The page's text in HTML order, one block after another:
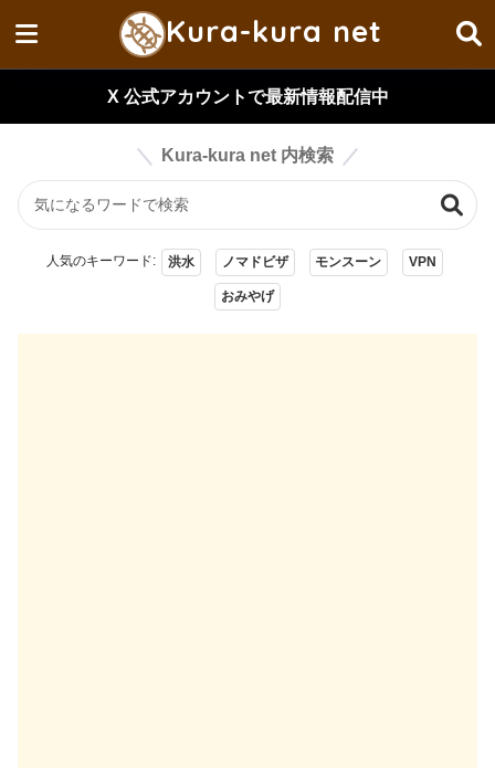
Kura-kura net
X 公式アカウントで最新情報配信中
Kura-kura net 内検索
人気のキーワード: 洪水 ノマドビザ モンスーン VPN
おみやげ